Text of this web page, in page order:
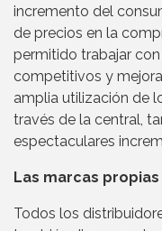
incremento del
de precios en la
permitido trabajar
competitivos y
amplia utilización de
través de la central,
espectaculares
Las marcas
Todos los